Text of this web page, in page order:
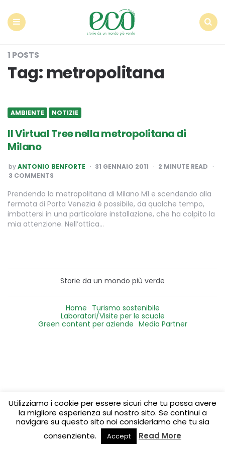
1 POSTS
Tag: metropolitana
AMBIENTE NOTIZIE
Il Virtual Tree nella metropolitana di
Milano
POSTED
BY
byANTONIO BENFORTE 31 GENNAIO 2011 2 MINUTE READ
3 COMMENTS
Prendendo la metropolitana di Milano M1 e scendendo alla
fermata di Porta Venezia è possibile, da qualche tempo,
imbattersi in una particolare installazione, che ha colpito la
mia attenzione. Nell’ottica…
Storie da un mondo più verde
Home Turismo sostenibile
Laboratori/Visite per le scuole
Green content per aziende Media Partner
Utilizziamo i cookie per essere sicuri che tu possa avere
la migliore esperienza sul nostro sito. Se continui a
navigare su questo sito noi consideriamo che tu sia
consenziente.
Accept Read More